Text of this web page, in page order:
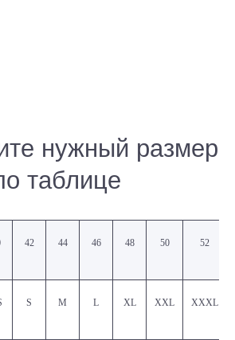
42 44 46 48 50 52
S M L XL XXL XXXL